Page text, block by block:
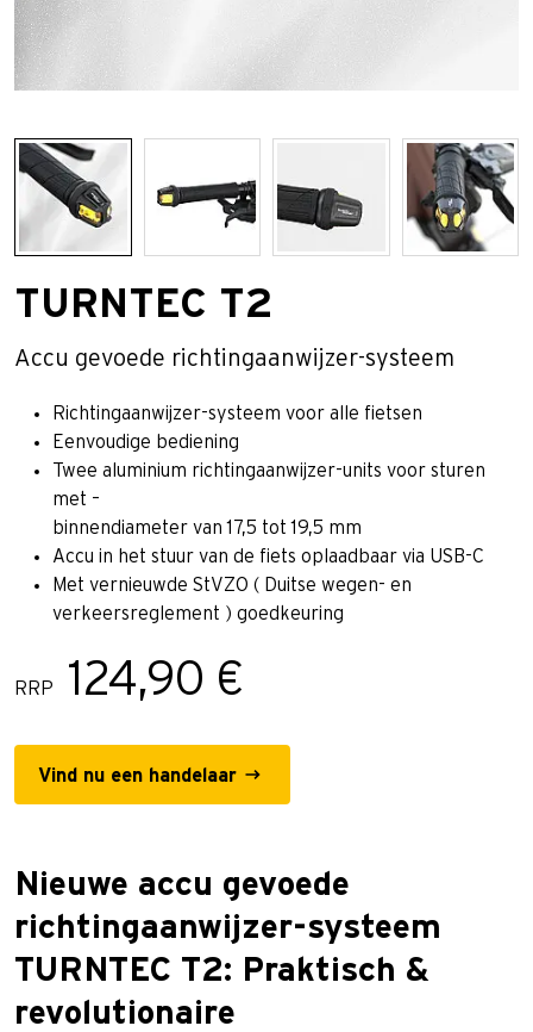
TURNTEC T2
Accu gevoede richtingaanwijzer-systeem
Richtingaanwijzer-systeem voor alle fietsen
Eenvoudige bediening
Twee aluminium richtingaanwijzer-units voor sturen
met –
binnendiameter van 17,5 tot 19,5 mm
Accu in het stuur van de fiets oplaadbaar via USB-C
Met vernieuwde StVZO ( Duitse wegen- en
verkeersreglement ) goedkeuring
RRP 124,90 €
Vind nu een handelaar
Nieuwe accu gevoede
richtingaanwijzer-systeem
TURNTEC T2: Praktisch &
revolutionaire